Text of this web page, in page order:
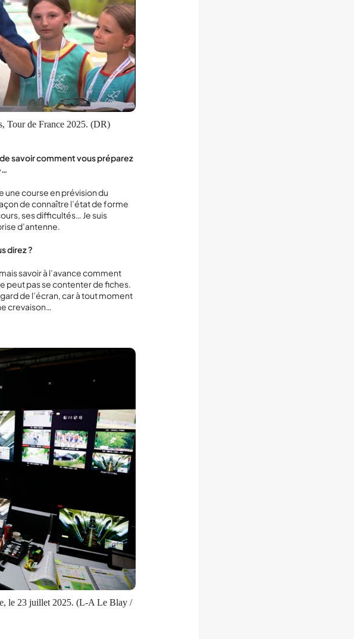
Tour de France 2025. (DR)
savoir comment vous préparez
une course en prévision du
de connaître l’état de forme
ses difficultés… Je suis
d’antenne.
direz ?
savoir à l’avance comment
peut pas se contenter de fiches.
de l’écran, car à tout moment
crevaison…
le 23 juillet 2025. (L-A Le Blay /